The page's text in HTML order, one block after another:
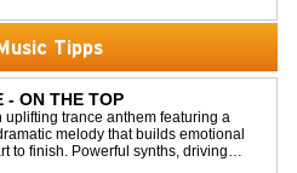
Tipps
- ON THE TOP
uplifting trance anthem featuring a
melody that builds emotional
to finish. Powerful synths, driving